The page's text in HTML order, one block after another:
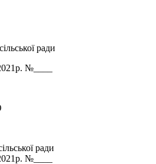
ради
№____
ради
№____